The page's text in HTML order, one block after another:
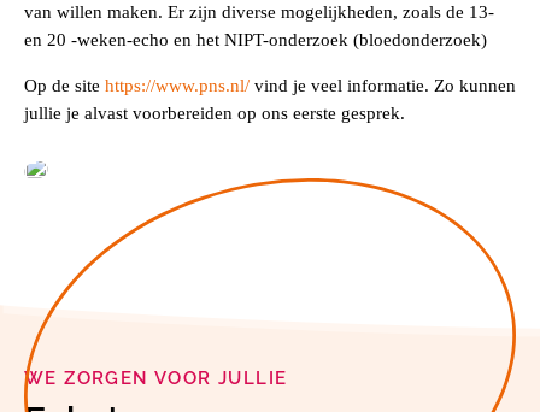
van willen maken. Er zijn diverse mogelijkheden, zoals de 13-
en 20 -weken-echo en het NIPT-onderzoek (bloedonderzoek)
Op de site https://www.pns.nl/ vind je veel informatie. Zo kunnen
jullie je alvast voorbereiden op ons eerste gesprek.
WE ZORGEN VOOR JULLIE